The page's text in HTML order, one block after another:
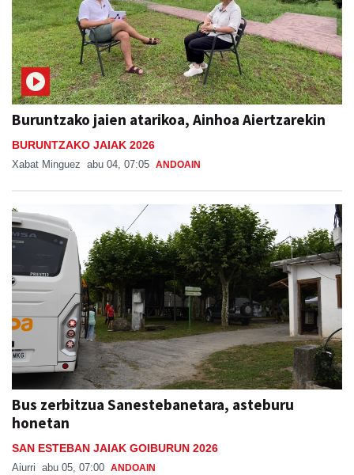
Buruntzako jaien atarikoa, Ainhoa Aiertzarekin
BURUNTZAKO JAIAK 2026
Xabat Minguez abu 04, 07:05 ANDOAIN
Bus zerbitzua Sanestebanetara, asteburu
honetan
SAN ESTEBAN JAIAK GOIBURUN 2026
Aiurri abu 05, 07:00 ANDOAIN